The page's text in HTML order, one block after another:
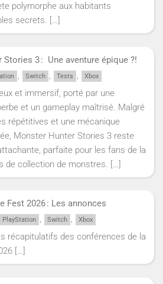
polymorphe aux habitants
secrets. […]
Stories 3 : Une aventure épique ?!
, Switch , Tests , Xbox
et immersif, porté par une
et un gameplay maîtrisé. Malgré
répétitives et une mécanique
Monster Hunter Stories 3 reste
parfaite pour les fans de la
de collection de monstres. […]
Fest 2026 : Les annonces
PlayStation , Switch , Xbox
récapitulatifs des conférences de la
[…]